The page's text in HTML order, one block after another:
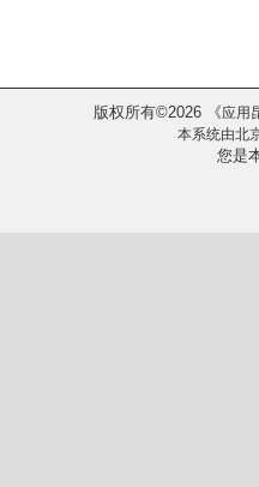
版权所有©2026 《应用
本系统由北
您是